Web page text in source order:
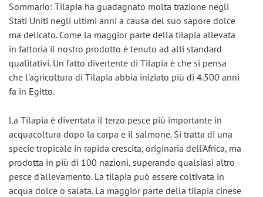
Sommario: Tilapia ha guadagnato molta trazione negli
Stati Uniti negli ultimi anni a causa del suo sapore dolce
ma delicato. Come la maggior parte della tilapia allevata
in fattoria il nostro prodotto è tenuto ad alti standard
qualitativi. Un fatto divertente di Tilapia è che si pensa
che l'agricoltura di Tilapia abbia iniziato più di 4.500 anni
fa in Egitto.
La Tilapia è diventata il terzo pesce più importante in
acquacoltura dopo la carpa e il salmone. Si tratta di una
specie tropicale in rapida crescita, originaria dell'Africa, ma
prodotta in più di 100 nazioni, superando qualsiasi altro
pesce d'allevamento. La tilapia può essere coltivata in
acqua dolce o salata. La maggior parte della tilapia cinese